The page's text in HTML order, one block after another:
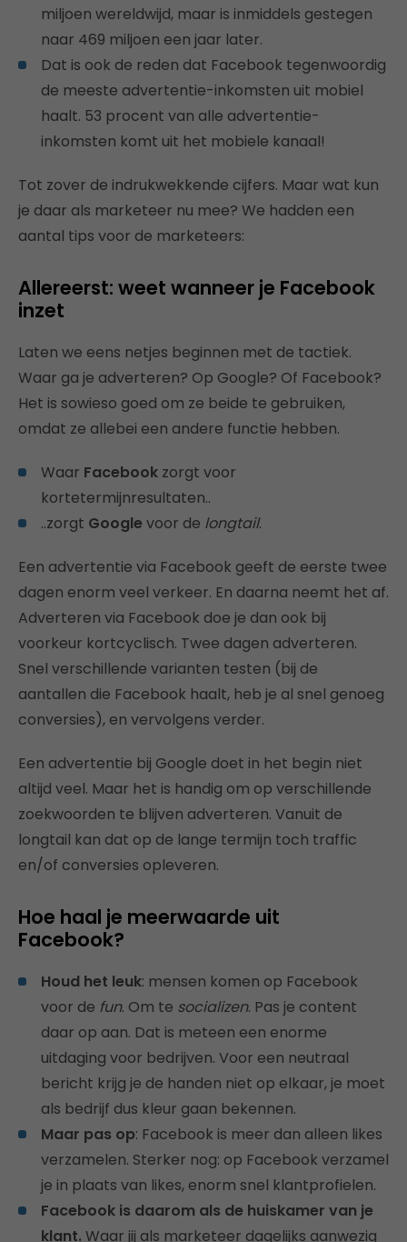
miljoen wereldwijd, maar is inmiddels gestegen
naar 469 miljoen een jaar later.
Dat is ook de reden dat Facebook tegenwoordig
de meeste advertentie-inkomsten uit mobiel
haalt. 53 procent van alle advertentie-
inkomsten komt uit het mobiele kanaal!
Tot zover de indrukwekkende cijfers. Maar wat kun
je daar als marketeer nu mee? We hadden een
aantal tips voor de marketeers:
Allereerst: weet wanneer je Facebook
inzet
Laten we eens netjes beginnen met de tactiek.
Waar ga je adverteren? Op Google? Of Facebook?
Het is sowieso goed om ze beide te gebruiken,
omdat ze allebei een andere functie hebben.
Waar Facebook zorgt voor
kortetermijnresultaten..
..zorgt Google voor de longtail.
Een advertentie via Facebook geeft de eerste twee
dagen enorm veel verkeer. En daarna neemt het af.
Adverteren via Facebook doe je dan ook bij
voorkeur kortcyclisch. Twee dagen adverteren.
Snel verschillende varianten testen (bij de
aantallen die Facebook haalt, heb je al snel genoeg
conversies), en vervolgens verder.
Een advertentie bij Google doet in het begin niet
altijd veel. Maar het is handig om op verschillende
zoekwoorden te blijven adverteren. Vanuit de
longtail kan dat op de lange termijn toch traffic
en/of conversies opleveren.
Hoe haal je meerwaarde uit
Facebook?
Houd het leuk: mensen komen op Facebook
voor de fun. Om te socializen. Pas je content
daar op aan. Dat is meteen een enorme
uitdaging voor bedrijven. Voor een neutraal
bericht krijg je de handen niet op elkaar, je moet
als bedrijf dus kleur gaan bekennen.
Maar pas op: Facebook is meer dan alleen likes
verzamelen. Sterker nog: op Facebook verzamel
je in plaats van likes, enorm snel klantprofielen.
Facebook is daarom als de huiskamer van je
klant. Waar jij als marketeer dagelijks aanwezig